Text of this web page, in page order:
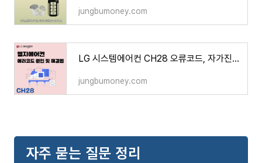
jungbumoney.com
LG 시스템에어컨 CH28 오류코드, 자가진단으로 해결하는 방법
jungbumoney.com
자주 묻는 질문 정리